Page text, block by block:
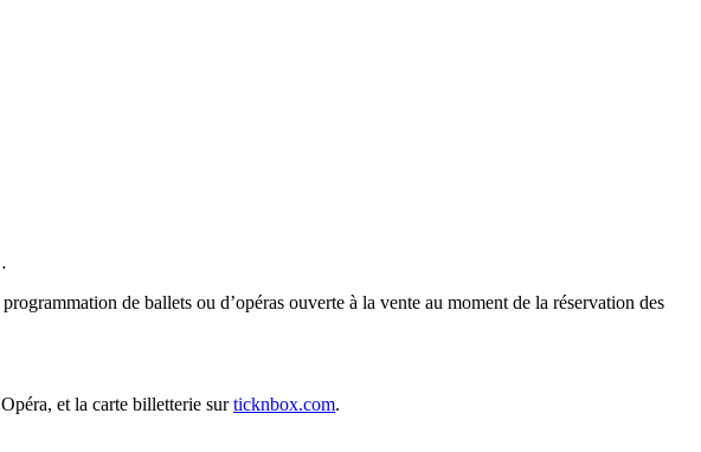
de ballets ou d’opéras ouverte à la vente au moment de la réservation des
et la carte billetterie surticknbox.com.